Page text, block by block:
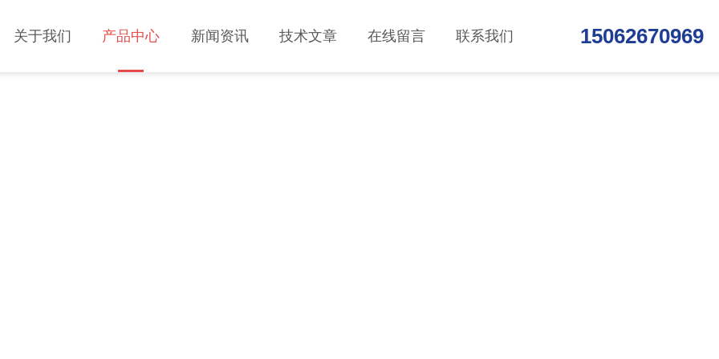
关于我们 产品中心 新闻资讯 技术文章 在线留言 联系我们 15062670969